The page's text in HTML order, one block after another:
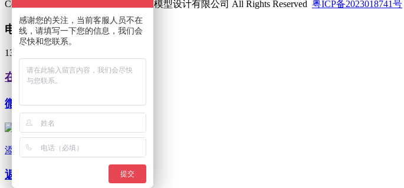
Copyright © 2018-2019 广州浩野建筑模型设计有限公司 All Rights Reserved 粤ICP备2023018741号
电话咨询
139-2619-8936
在线客服
微信客服
添加客服微信
返回顶部
感谢您的关注，当前客服人员不在
线，请填写一下您的信息，我们会
尽快和您联系。
提交